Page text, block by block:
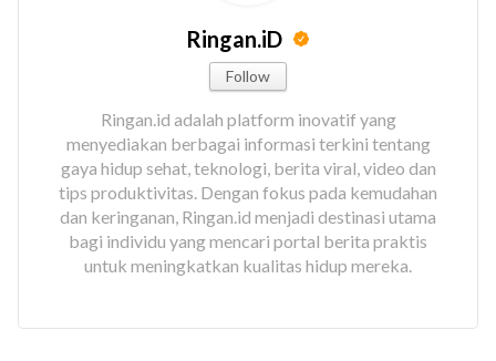
Ringan.iD
Follow
Ringan.id adalah platform inovatif yang
menyediakan berbagai informasi terkini tentang
gaya hidup sehat, teknologi, berita viral, video dan
tips produktivitas. Dengan fokus pada kemudahan
dan keringanan, Ringan.id menjadi destinasi utama
bagi individu yang mencari portal berita praktis
untuk meningkatkan kualitas hidup mereka.